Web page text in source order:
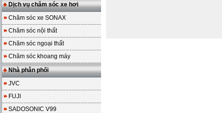
Dịch vụ chăm sóc xe hơi
Chăm sóc xe SONAX
Chăm sóc nội thất
Chăm sóc ngoại thất
Chăm sóc khoang máy
Nhà phân phối
JVC
FUJI
SADOSONIC V99